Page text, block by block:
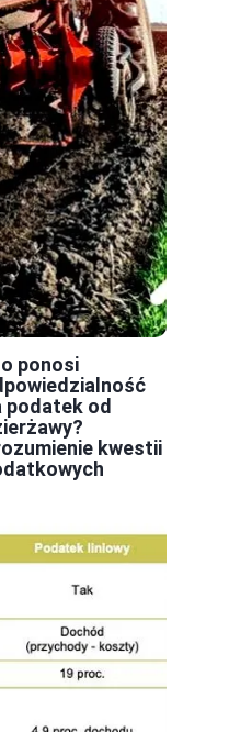
ponosi
podatek od
kwestii